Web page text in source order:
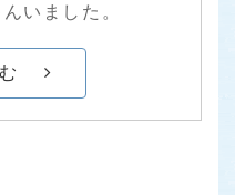
いました。
む